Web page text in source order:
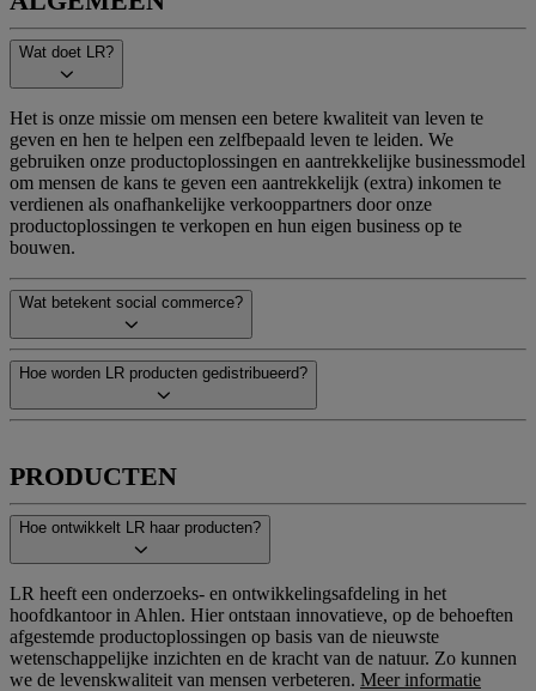
Wat doet LR?
Het is onze missie om mensen een betere kwaliteit van leven te
geven en hen te helpen een zelfbepaald leven te leiden. We
gebruiken onze productoplossingen en aantrekkelijke businessmodel
om mensen de kans te geven een aantrekkelijk (extra) inkomen te
verdienen als onafhankelijke verkooppartners door onze
productoplossingen te verkopen en hun eigen business op te
bouwen.
Wat betekent social commerce?
Hoe worden LR producten gedistribueerd?
PRODUCTEN
Hoe ontwikkelt LR haar producten?
LR heeft een onderzoeks- en ontwikkelingsafdeling in het
hoofdkantoor in Ahlen. Hier ontstaan innovatieve, op de behoeften
afgestemde productoplossingen op basis van de nieuwste
wetenschappelijke inzichten en de kracht van de natuur. Zo kunnen
we de levenskwaliteit van mensen verbeteren. Meer informatie